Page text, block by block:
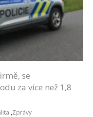
se
za více než 1,8
,Zprávy